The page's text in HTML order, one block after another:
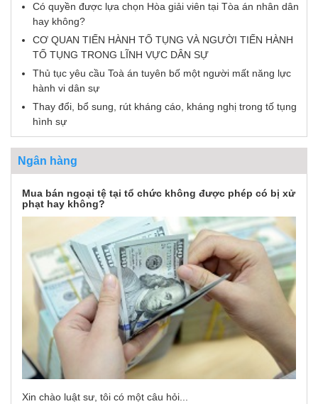
Có quyền được lựa chọn Hòa giải viên tại Tòa án nhân dân
hay không?
CƠ QUAN TIẾN HÀNH TỐ TỤNG VÀ NGƯỜI TIẾN HÀNH
TỐ TỤNG TRONG LĨNH VỰC DÂN SỰ
Thủ tục yêu cầu Toà án tuyên bố một người mất năng lực
hành vi dân sự
Thay đổi, bổ sung, rút kháng cáo, kháng nghị trong tố tụng
hình sự
Ngân hàng
Mua bán ngoại tệ tại tổ chức không được phép có bị xử
phạt hay không?
Xin chào luật sư, tôi có một câu hỏi...